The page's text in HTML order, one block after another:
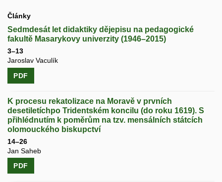
Články
Sedmdesát let didaktiky dějepisu na pedagogické
fakultě Masarykovy univerzity (1946–2015)
3–13
Jaroslav Vaculík
PDF
K procesu rekatolizace na Moravě v prvních
desetiletíchpo Tridentském koncilu (do roku 1619). S
přihlédnutím k poměrům na tzv. mensálních státcích
olomouckého biskupctví
14–26
Jan Saheb
PDF